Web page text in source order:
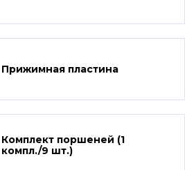
Прижимная пластина
Комплект поршеней (1
компл./9 шт.)